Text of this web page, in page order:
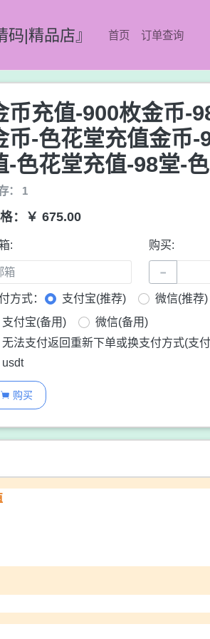
码|精品店』 首页 订单查询
币充值-900枚金币-
币-色花堂充值金币-
-色花堂充值-98堂-
： 1
：￥ 675.00
: 购买:
−
方式： 支付宝(推荐)
微信(推荐)
支付宝(备用)
微信(备用)
无法支付返回重新下单或换支付方式(支
usdt
 购买